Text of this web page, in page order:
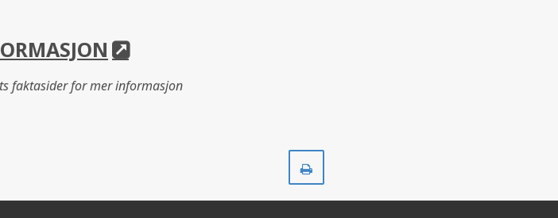
faktasider for mer informasjon